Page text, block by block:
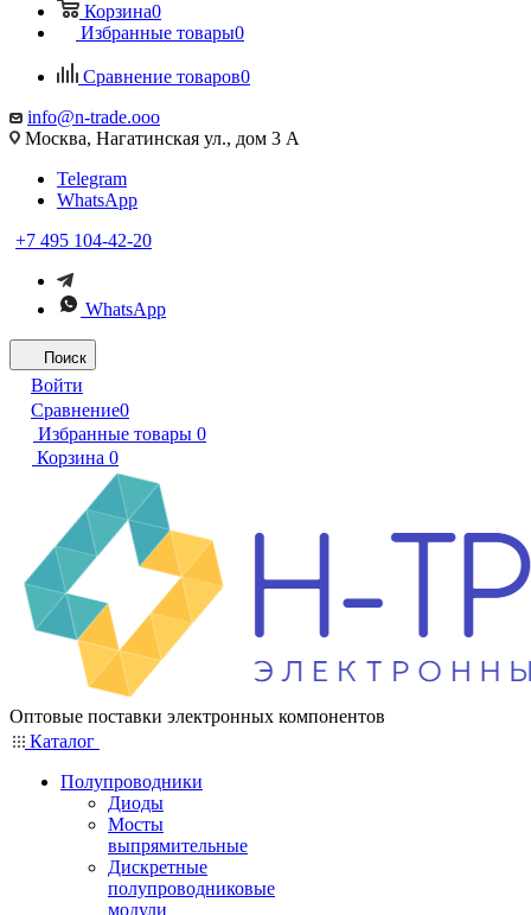
Корзина0
Избранные товары0
Сравнение товаров0
info@n-trade.ooo
Москва, Нагатинская ул., дом 3 А
Telegram
WhatsApp
+7 495 104-42-20
WhatsApp
Поиск
Войти
Сравнение0
Избранные товары 0
Корзина 0
Оптовые поставки электронных компонентов
Каталог
Полупроводники
Диоды
Мосты
выпрямительные
Дискретные
полупроводниковые
модули